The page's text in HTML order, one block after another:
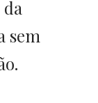
da
sem